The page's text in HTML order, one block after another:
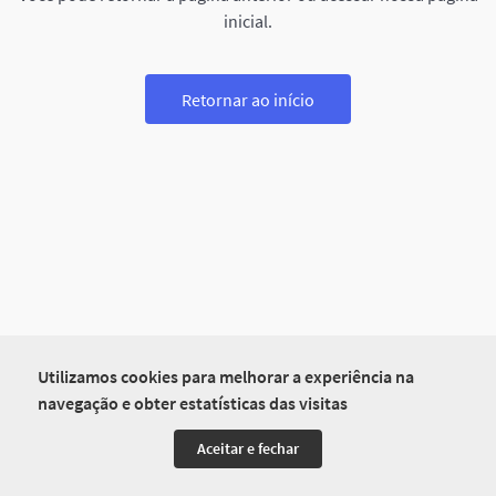
Utilizamos cookies para melhorar a experiência na
navegação e obter estatísticas das visitas
Aceitar e fechar
inicial.
Retornar ao início